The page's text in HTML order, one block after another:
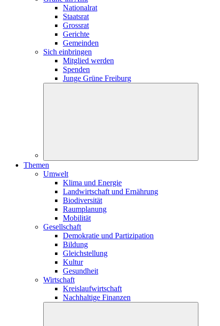
Nationalrat
Staatsrat
Grossrat
Gerichte
Gemeinden
Sich einbringen
Mitglied werden
Spenden
Junge Grüne Freiburg
Themen
Umwelt
Klima und Energie
Landwirtschaft und Ernährung
Biodiversität
Raumplanung
Mobilität
Gesellschaft
Demokratie und Partizipation
Bildung
Gleichstellung
Kultur
Gesundheit
Wirtschaft
Kreislaufwirtschaft
Nachhaltige Finanzen